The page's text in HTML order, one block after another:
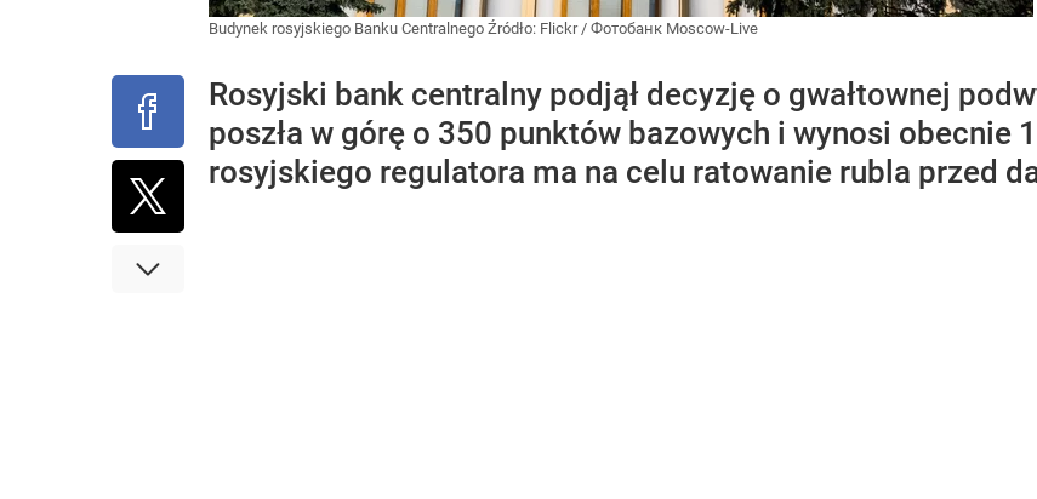
Budynek rosyjskiego Banku Centralnego Źródło: Flickr/ Фотобанк Moscow-Live
Rosyjski bank centralny podjął decyzję o gwałtownej
poszła w górę o 350 punktów bazowych i wynosi obecnie
rosyjskiego regulatora ma na celu ratowanie rubla przed